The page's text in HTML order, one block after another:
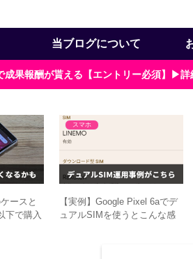
当ブログについて
成果報酬が貰える【エントリー必須】▶
ースと
下で購入
スマホ
【実例】Google Pixel 6aでデ
ュアルSIMを使うとこんな感